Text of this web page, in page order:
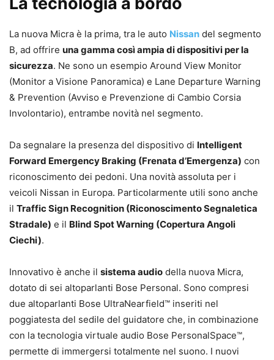
La nuova Micra è la prima, tra le auto Nissan del segmento
B, ad offrire una gamma così ampia di dispositivi per la
sicurezza. Ne sono un esempio Around View Monitor
(Monitor a Visione Panoramica) e Lane Departure Warning
& Prevention (Avviso e Prevenzione di Cambio Corsia
Involontario), entrambe novità nel segmento.
Da segnalare la presenza del dispositivo di Intelligent
Forward Emergency Braking (Frenata d’Emergenza) con
riconoscimento dei pedoni. Una novità assoluta per i
veicoli Nissan in Europa. Particolarmente utili sono anche
il TrafficSign Recognition (Riconoscimento Segnaletica
Stradale) e il Blind Spot Warning (Copertura Angoli
Ciechi).
Innovativo è anche il sistema audio della nuova Micra,
dotato di sei altoparlanti Bose Personal. Sono compresi
due altoparlanti Bose UltraNearfield™ inseriti nel
poggiatesta del sedile del guidatore che, in combinazione
con la tecnologia virtuale audio Bose PersonalSpace™,
permette di immergersi totalmente nel suono. I nuovi